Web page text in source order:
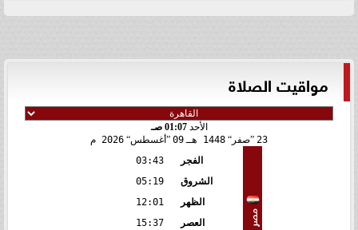
مواقيت الصلاة
الأحد01:07 صـ
23 صفر 1448 هـ 09 أغسطس 2026 م
مصر
الفجر
03:43
الشروق
05:19
الظهر
12:01
العصر
15:37